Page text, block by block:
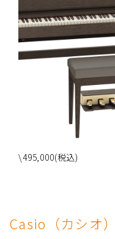
\495,000(税込)
Casio（カシオ）